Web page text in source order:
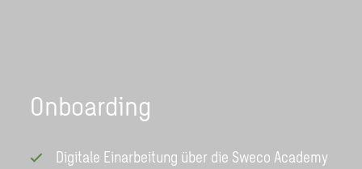
Onboarding
Digitale Einarbeitung über die Sweco Academy